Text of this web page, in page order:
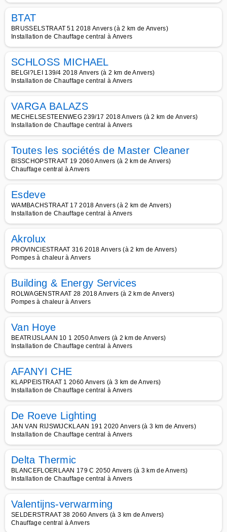
BTAT
BRUSSELSTRAAT 51 2018 Anvers (à 2 km de Anvers)
Installation de Chauffage central à Anvers
SCHLOSS MICHAEL
BELGI?LEI 139/4 2018 Anvers (à 2 km de Anvers)
Installation de Chauffage central à Anvers
VARGA BALAZS
MECHELSESTEENWEG 239/17 2018 Anvers (à 2 km de Anvers)
Installation de Chauffage central à Anvers
Toutes les sociétés de Master Cleaner
BISSCHOPSTRAAT 19 2060 Anvers (à 2 km de Anvers)
Chauffage central à Anvers
Esdeve
WAMBACHSTRAAT 17 2018 Anvers (à 2 km de Anvers)
Installation de Chauffage central à Anvers
Akrolux
PROVINCIESTRAAT 316 2018 Anvers (à 2 km de Anvers)
Pompes à chaleur à Anvers
Building & Energy Services
ROLWAGENSTRAAT 28 2018 Anvers (à 2 km de Anvers)
Pompes à chaleur à Anvers
Van Hoye
BEATRIJSLAAN 10 1 2050 Anvers (à 2 km de Anvers)
Installation de Chauffage central à Anvers
AFANYI CHE
KLAPPEISTRAAT 1 2060 Anvers (à 3 km de Anvers)
Installation de Chauffage central à Anvers
De Roeve Lighting
JAN VAN RIJSWIJCKLAAN 191 2020 Anvers (à 3 km de Anvers)
Installation de Chauffage central à Anvers
Delta Thermic
BLANCEFLOERLAAN 179 C 2050 Anvers (à 3 km de Anvers)
Installation de Chauffage central à Anvers
Valentijns-verwarming
SELDERSTRAAT 38 2060 Anvers (à 3 km de Anvers)
Chauffage central à Anvers